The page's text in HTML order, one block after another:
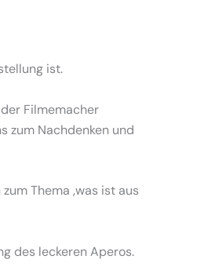
ist.
der Filmemacher
zum Nachdenken und
Thema ‚was ist aus
des leckeren Aperos.